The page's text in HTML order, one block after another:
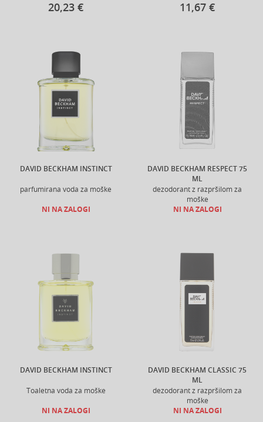
20,23 € 11,67 €
DAVID BECKHAM INSTINCT
parfumirana voda za moške
NI NA ZALOGI
DAVID BECKHAM RESPECT 75
ML
dezodorant z razpršilom za
moške
NI NA ZALOGI
DAVID BECKHAM INSTINCT
Toaletna voda za moške
NI NA ZALOGI
DAVID BECKHAM CLASSIC 75
ML
dezodorant z razpršilom za
moške
NI NA ZALOGI